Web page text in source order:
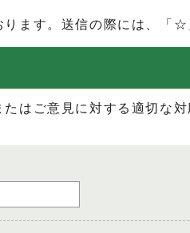
ます。送信の際には、「☆
はご意見に対する適切な